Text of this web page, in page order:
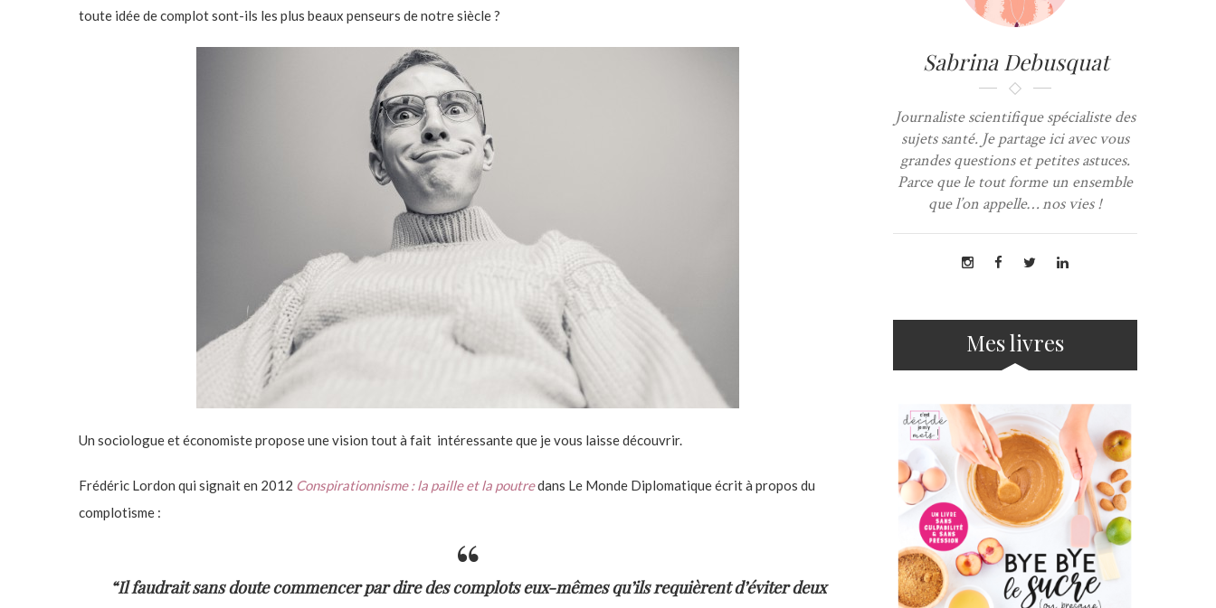
toute idée de complot sont-ils les plus beaux penseurs de notre siècle ?
Un sociologue et économiste propose une vision tout à fait intéressante que je vous laisse découvrir.
Frédéric Lordon qui signait en 2012 Conspirationnisme : la paille et la poutredans Le Monde Diplomatique écrit à propos du
complotisme :
“Il faudrait sans doute commencer par dire des complots eux-mêmes qu’ils requièrent d’éviter deux
Sabrina Debusquat
Journaliste scientifique spécialiste des
sujets santé. Je partage ici avec vous
grandes questions et petites astuces.
Parce que le tout forme un ensemble
que l’on appelle… nos vies !
Mes livres